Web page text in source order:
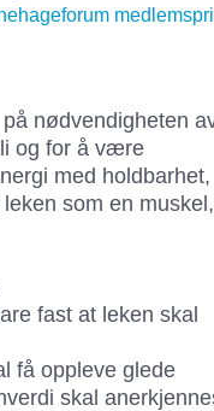
nødvendigheten
og for å være
med holdbarhet,
som en muskel,
fast at leken skal
få oppleve glede
skal